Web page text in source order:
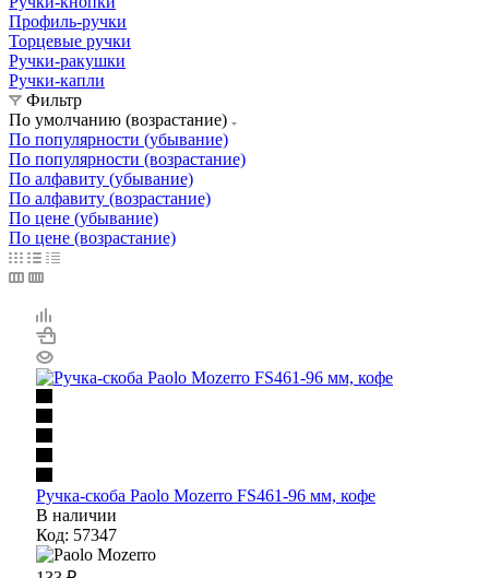
Профиль-ручки
Торцевые ручки
Ручки-ракушки
Ручки-капли
Фильтр
По умолчанию (возрастание)
По популярности (убывание)
По популярности (возрастание)
По алфавиту (убывание)
По алфавиту (возрастание)
По цене (убывание)
По цене (возрастание)
Ручка-скоба Paolo Mozerro FS461-96 мм, кофе
В наличии
Код: 57347